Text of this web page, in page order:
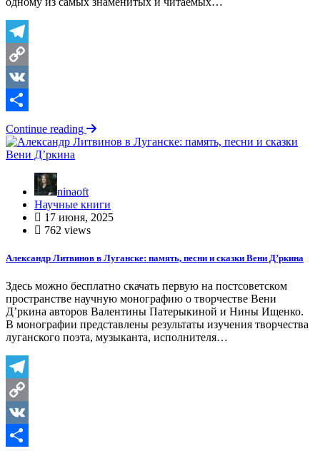
Telegram
Copy
Link
VK
Отправить
Continue reading
ninaoft
Научные книги
17 июня, 2025
762 views
Александр Литвинов в Луганске: память, песни и сказки Вени Д’ркина
Здесь можно бесплатно скачать первую на постсоветском
пространстве научную монографию о творчестве Вени
Д’ркина авторов Валентины Патерыкиной и Нины Ищенко.
В монографии представлены результаты изучения творчества
луганского поэта, музыканта, исполнителя…
Telegram
Copy
Link
VK